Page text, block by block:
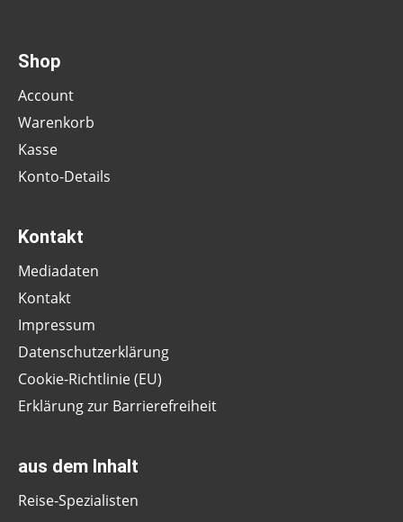
Shop
Account
Warenkorb
Kasse
Konto-Details
Kontakt
Mediadaten
Kontakt
Impressum
Datenschutzerklärung
Cookie-Richtlinie (EU)
Erklärung zur Barrierefreiheit
aus dem Inhalt
Reise-Spezialisten